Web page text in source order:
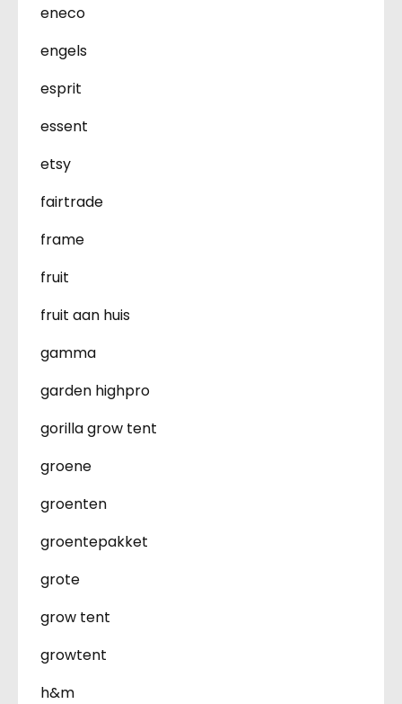
eneco
engels
esprit
essent
etsy
fairtrade
frame
fruit
fruit aan huis
gamma
garden highpro
gorilla grow tent
groene
groenten
groentepakket
grote
grow tent
growtent
h&m